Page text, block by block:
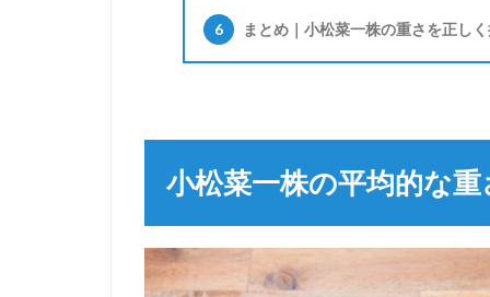
6 まとめ｜小松菜一株の重さを正し
小松菜一株の平均的な